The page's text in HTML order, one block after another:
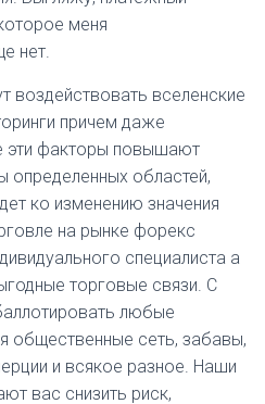
меня
нет.
воздействовать вселенские
причем даже
эти факторы повышают
определенных областей,
ко изменению значения
на рынке форекс
специалиста а
торговые связи. С
любые
общественные сеть, забавы,
и всякое разное. Наши
вас снизить риск,